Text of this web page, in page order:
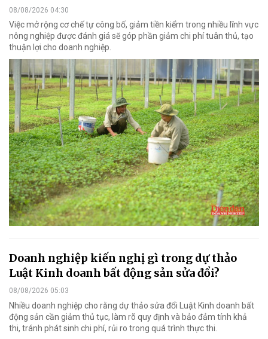
08/08/2026 04:30
Việc mở rộng cơ chế tự công bố, giảm tiền kiểm trong nhiều lĩnh vực
nông nghiệp được đánh giá sẽ góp phần giảm chi phí tuân thủ, tạo
thuận lợi cho doanh nghiệp.
Doanh nghiệp kiến nghị gì trong dự thảo
Luật Kinh doanh bất động sản sửa đổi?
08/08/2026 05:03
Nhiều doanh nghiệp cho rằng dự thảo sửa đổi Luật Kinh doanh bất
động sản cần giảm thủ tục, làm rõ quy định và bảo đảm tính khả
thi, tránh phát sinh chi phí, rủi ro trong quá trình thực thi.